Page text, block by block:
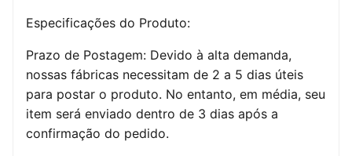
Especificações do Produto:
Prazo de Postagem: Devido à alta demanda,
nossas fábricas necessitam de 2 a 5 dias úteis
para postar o produto. No entanto, em média, seu
item será enviado dentro de 3 dias após a
confirmação do pedido.